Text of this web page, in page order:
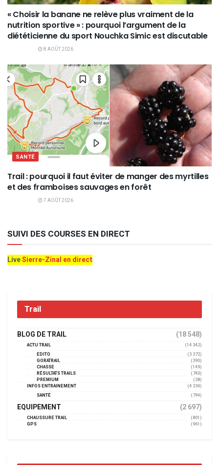
« Choisir la banane ne relève plus vraiment de la
nutrition sportive » : pourquoi l’argument de la
diététicienne du sport Nouchka Simic est discutable
8 AOÛT 2026
SANTÉ
Trail : pourquoi il faut éviter de manger des myrtilles
et des framboises sauvages en forêt
7 AOÛT 2026
SUIVI DES COURSES EN DIRECT
LiveSierre-Zinal en direct
Trail
BLOG DE TRAIL (18 548)
ACTU TRAIL
(14 342)
EDITO
(3 372)
GORATRAIL
(390)
CHASSE
(149)
RÉSULTATS TRAILS
(740)
PREMIUM
(38)
INFOS ENTRAINEMENT
(4 234)
SANTÉ
(794)
EQUIPEMENT (2 697)
CHAUSSURE TRAIL
(801)
GPS
(961)